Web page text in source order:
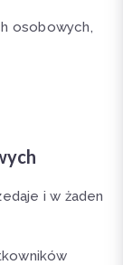
osobowych,
i w żaden